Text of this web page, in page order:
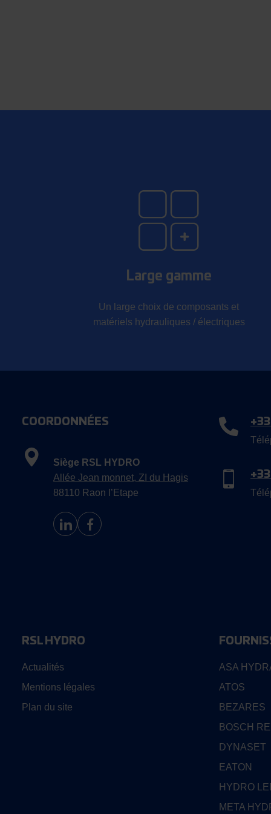
Large gamme
Un large choix de composants et
matériels hydrauliques / électriques
COORDONNÉES
Siège RSL HYDRO
Allée Jean monnet, ZI du Hagis
88110 Raon l’Etape
RSL HYDRO
Actualités
Mentions légales
Plan du site
ASA
ATOS
BEZARES
BOSCH
DYNASET
EATON
HYDRO
META